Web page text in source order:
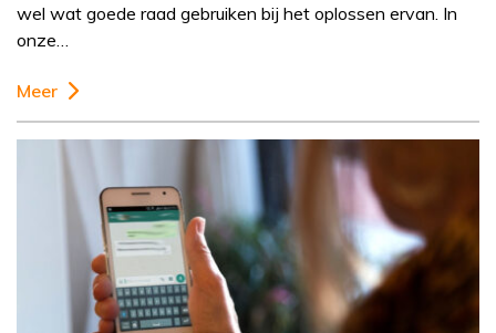
wel wat goede raad gebruiken bij het oplossen ervan. In
onze…
Meer